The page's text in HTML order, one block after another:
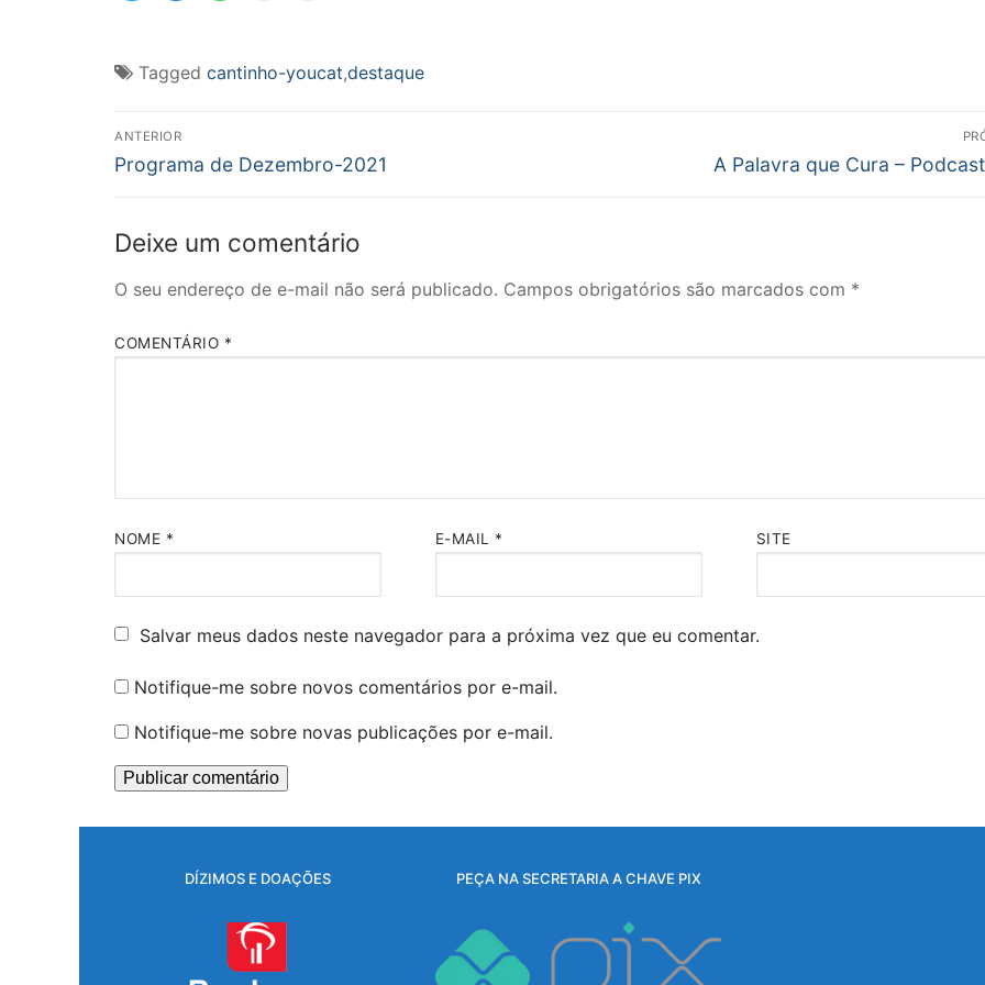
nova
janela)
nova
janela)
nova
janela)
e-
mail
janela)
Tagged cantinho-youcat,destaque
Navegação
de
ANTERIOR
Post
Programa de Dezembro-2021
Próximo
A Palavra que Cura –
Deixe um comentário
O seu endereço de e-mail não será publicado. Campos obrigatórios são marcados com *
COMENTÁRIO *
NOME * E-MAIL * SITE
Salvar meus dados neste navegador para a próxima vez que eu comentar.
Notifique-me sobre novos comentários por e-mail.
Notifique-me sobre novas publicações por e-mail.
DÍZIMOS E DOAÇÕES PEÇA NA SECRETARIA A CHAVE PIX